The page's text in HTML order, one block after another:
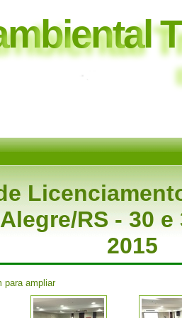
mbiental T
RS - 30 e
2015
para ampliar